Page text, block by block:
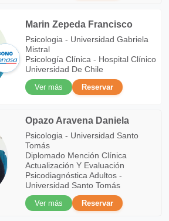
Marin Zepeda Francisco
Psicologia - Universidad Gabriela
Mistral
Psicología Clínica - Hospital Clínico
Universidad De Chile
Ver más
Reservar
Opazo Aravena Daniela
Psicologia - Universidad Santo
Tomás
Diplomado Mención Clínica
Actualización Y Evaluación
Psicodiagnóstica Adultos -
Universidad Santo Tomás
Ver más
Reservar